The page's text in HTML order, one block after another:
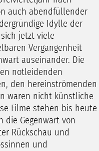
auch abendfüllender
Idylle der
jetzt viele
Vergangenheit
auseinander. Die
notleidenden
den hereinströmenden
waren nicht künstliche
Filme stehen bis heute
Gegenwart von
Rückschau und
und